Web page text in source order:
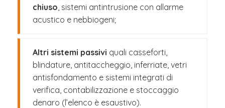
chiuso, sistemi antintrusione con allarme
acustico e nebbiogeni;
Altri sistemi passivi quali casseforti,
blindature, antitaccheggio, inferriate, vetri
antisfondamento e sistemi integrati di
verifica, contabilizzazione e stoccaggio
denaro (l’elenco è esaustivo).